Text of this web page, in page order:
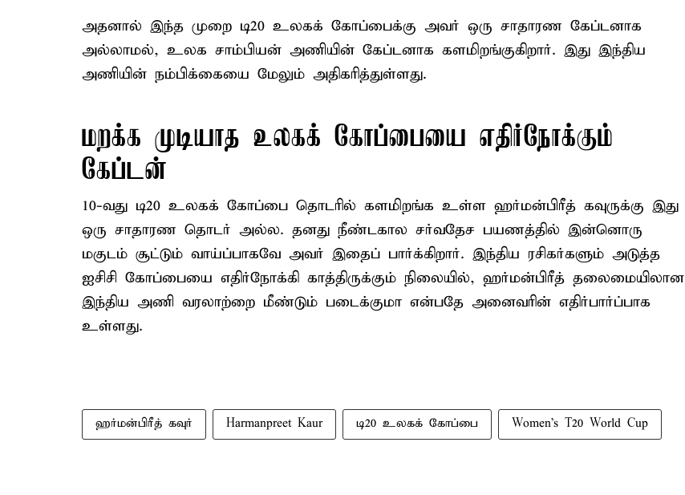
அதனால் இந்த முறை டி20 உலகக் கோப்பைக்கு அவர் ஒரு சாதாரண கேப்டனாக
அல்லாமல், உலக சாம்பியன் அணியின் கேப்டனாக களமிறங்குகிறார். இது இந்திய
அணியின் நம்பிக்கையை மேலும் அதிகரித்துள்ளது.
மறக்க முடியாத உலகக் கோப்பையை எதிர்நோக்கும்
கேப்டன்
10-வது டி20 உலகக் கோப்பை தொடரில் களமிறங்க உள்ள ஹர்மன்பிரீத் கவுருக்கு இது
ஒரு சாதாரண தொடர் அல்ல. தனது நீண்டகால சர்வதேச பயணத்தில் இன்னொரு
மகுடம் சூட்டும் வாய்ப்பாகவே அவர் இதைப் பார்க்கிறார். இந்திய ரசிகர்களும் அடுத்த
ஐசிசி கோப்பையை எதிர்நோக்கி காத்திருக்கும் நிலையில், ஹர்மன்பிரீத் தலைமையிலான
இந்திய அணி வரலாற்றை மீண்டும் படைக்குமா என்பதே அனைவரின் எதிர்பார்ப்பாக
உள்ளது.
ஹர்மன்பிரீத் கவுர் Harmanpreet Kaur டி20 உலகக் கோப்பை Women’s T20 World Cup